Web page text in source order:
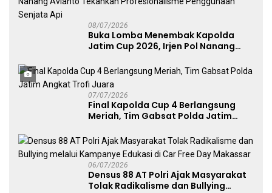
08/07/2026
Buka Lomba Menembak Kapolda
Jatim Cup 2026, Irjen Pol Nanang
Penggunaan Senjata Api
07/07/2026
Final Kapolda Cup 4 Berlangsung
Meriah, Tim Gabsat Polda Jatim
06/07/2026
Densus 88 AT Polri Ajak Masyarakat
Tolak Radikalisme dan Bullying